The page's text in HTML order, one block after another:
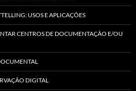
USOS E APLICAÇÕES
CENTROS DE DOCUMENTAÇÃO E/OU
DIGITAL